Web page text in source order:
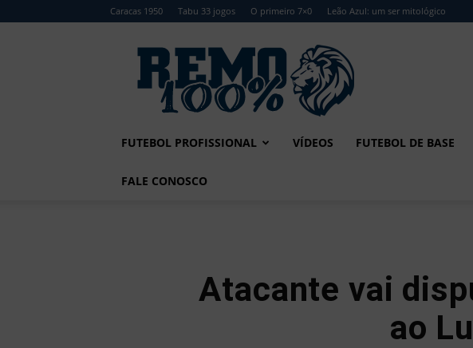
Caracas 1950 Tabu 33 jogos O primeiro 7×0 Leão Azul: um ser mitológico
Remo
FUTEBOL PROFISSIONAL VÍDEOS FUTEBOL DE BASE
FALE CONOSCO
Atacante vai
ao